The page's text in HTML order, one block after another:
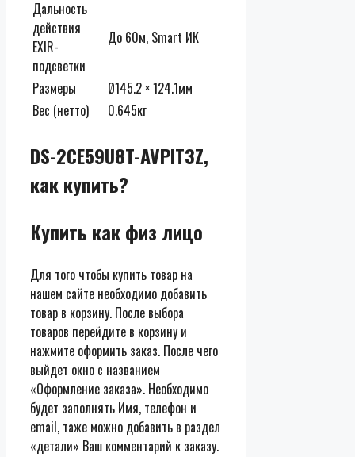
Дальность
действия
EXIR-
подсветки
До 60м, Smart ИК
Размеры
Ø145.2 × 124.1мм
Вес (нетто)
0.645кг
DS-2CE59U8T-AVPIT3Z,
как купить?
Купить как физ лицо
Для того чтобы купить товар на
нашем сайте необходимо добавить
товар в корзину. После выбора
товаров перейдите в корзину и
нажмите оформить заказ. После чего
выйдет окно с названием
«Оформление заказа». Необходимо
будет заполнять Имя, телефон и
email, таже можно добавить в раздел
«детали» Ваш комментарий к заказу.